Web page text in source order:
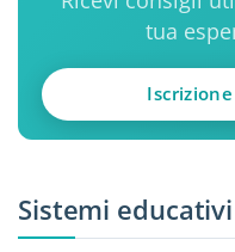
tua
Sistemi